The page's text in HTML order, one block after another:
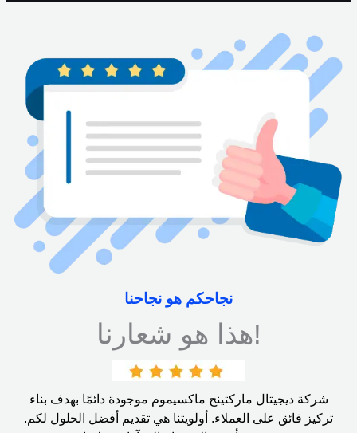
نجاحكم هو نجاحنا
هذا هو شعارنا!
شركة ديجيتال ماركتينج ماكسيموم موجودة دائمًا بهدف بناء
تركيز فائق على العملاء. أولويتنا هي تقديم أفضل الحلول لكم.